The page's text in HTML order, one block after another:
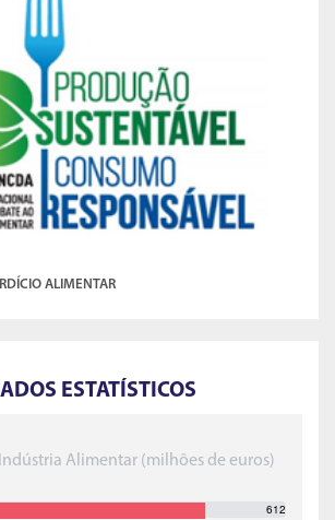
ALIMENTAR
ESTATÍSTICOS
Alimentar (milhões de euros)
612